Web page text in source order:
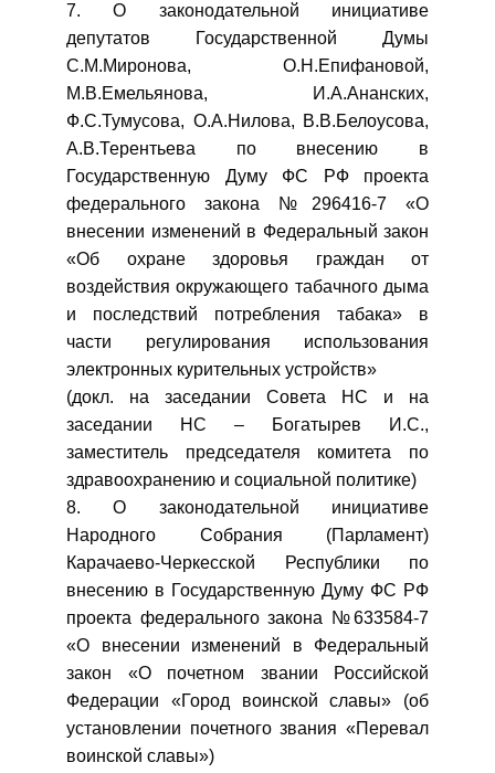
7. О законодательной инициативе
депутатов Государственной Думы
С.М.Миронова, О.Н.Епифановой,
М.В.Емельянова, И.А.Ананских,
Ф.С.Тумусова, О.А.Нилова, В.В.Белоусова,
А.В.Терентьева по внесению в
Государственную Думу ФС РФ проекта
федерального закона №296416-7 «О
внесении изменений в Федеральный закон
«Об охране здоровья граждан от
воздействия окружающего табачного дыма
и последствий потребления табака» в
части регулирования использования
электронных курительных устройств»
(докл. на заседании Совета НС и на
заседании НС – Богатырев И.С.,
заместитель председателя комитета по
здравоохранению и социальной политике)
8. О законодательной инициативе
Народного Собрания (Парламент)
Карачаево-Черкесской Республики по
внесению в Государственную Думу ФС РФ
проекта федерального закона №633584-7
«О внесении изменений в Федеральный
закон «О почетном звании Российской
Федерации «Город воинской славы» (об
установлении почетного звания «Перевал
воинской славы»)